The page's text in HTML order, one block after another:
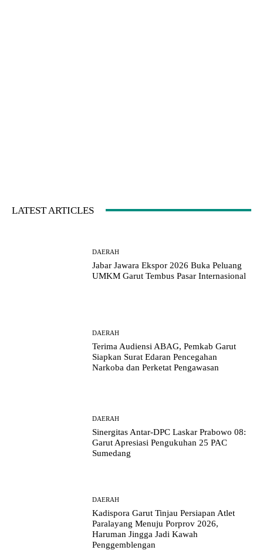
LATEST ARTICLES
DAERAH
Jabar Jawara Ekspor 2026 Buka Peluang
UMKM Garut Tembus Pasar Internasional
DAERAH
Terima Audiensi ABAG, Pemkab Garut
Siapkan Surat Edaran Pencegahan
Narkoba dan Perketat Pengawasan
DAERAH
Sinergitas Antar-DPC Laskar Prabowo 08:
Garut Apresiasi Pengukuhan 25 PAC
Sumedang
DAERAH
Kadispora Garut Tinjau Persiapan Atlet
Paralayang Menuju Porprov 2026,
Haruman Jingga Jadi Kawah
Penggemblengan